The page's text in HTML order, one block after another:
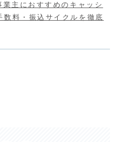
業主におすすめのキャッシ
数料・振込サイクルを徹底